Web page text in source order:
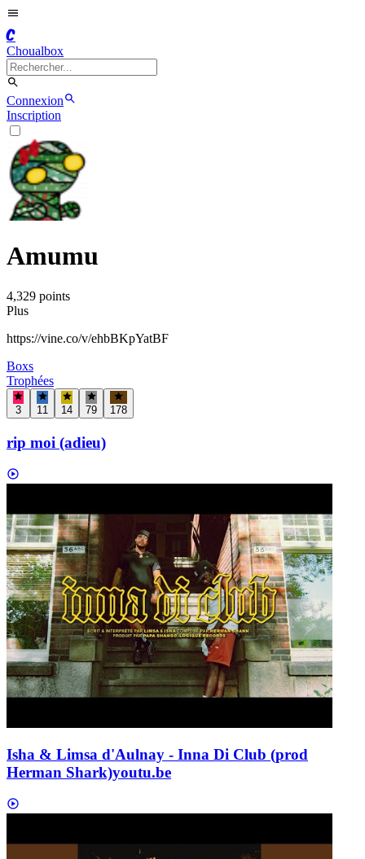
C
Choualbox
Connexion
Inscription
Amumu
4,329 points
Plus
https://vine.co/v/ehbBKpYatBF
Boxs
Trophées
3 11 14 79 178
rip moi (adieu)
Isha & Limsa d'Aulnay - Inna Di Club (prod
Herman Shark)youtu.be